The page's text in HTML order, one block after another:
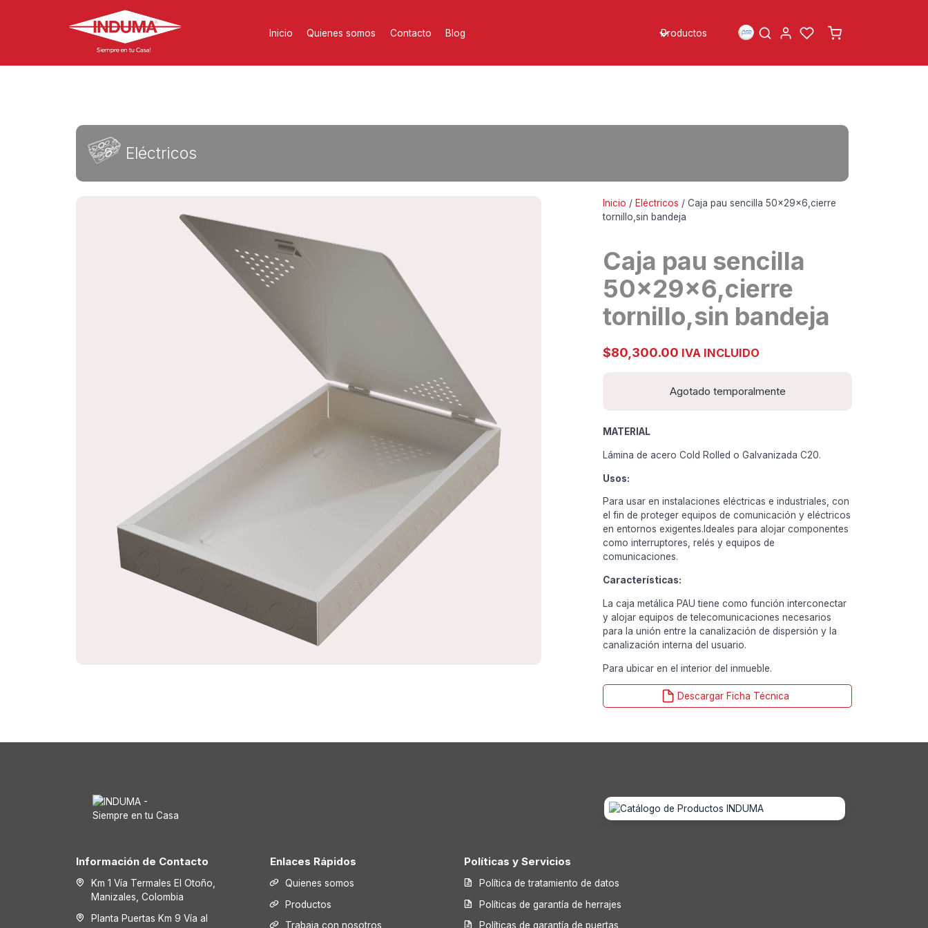
Inicio Quienes somos Contacto Blog Productos
Eléctricos
Inicio / Eléctricos / Caja pau sencilla 50x29x6,cierre
tornillo,sin bandeja
Caja pau sencilla
50x29x6,cierre
tornillo,sin bandeja
$80,300.00 IVA INCLUIDO
Agotado temporalmente
MATERIAL
Lámina de acero Cold Rolled o Galvanizada C20.
Usos:
Para usar en instalaciones eléctricas e industriales, con
el fin de proteger equipos de comunicación y eléctricos
en entornos exigentes.Ideales para alojar componentes
como interruptores, relés y equipos de
comunicaciones.
Características:
La caja metálica PAU tiene como función interconectar
y alojar equipos de telecomunicaciones necesarios
para la unión entre la canalización de dispersión y la
canalización interna del usuario.
Para ubicar en el interior del inmueble.
Descargar Ficha Técnica
Información de Contacto
Km 1 Vía Termales El Otoño,
Manizales, Colombia
Planta Puertas Km 9 Vía al
Enlaces Rápidos
Quienes somos
Productos
Trabaja con nosotros
Políticas y Servicios
Política de tratamiento de datos
Políticas de garantía de herrajes
Políticas de garantía de puertas